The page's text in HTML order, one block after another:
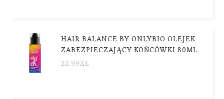
HAIR BALANCE BY ONLYBIO OLEJEK
ZABEZPIECZAJĄCY KOŃCÓWKI 80ML
22.99ZŁ